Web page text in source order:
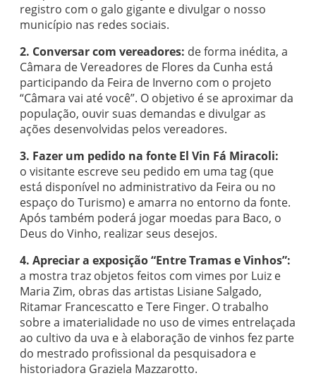
registro com o galo gigante e divulgar o nosso
município nas redes sociais.
2. Conversar com vereadores: de forma inédita, a
Câmara de Vereadores de Flores da Cunha está
participando da Feira de Inverno com o projeto
“Câmara vai até você”. O objetivo é se aproximar da
população, ouvir suas demandas e divulgar as
ações desenvolvidas pelos vereadores.
3. Fazer um pedido na fonte El Vin Fá Miracoli:
o visitante escreve seu pedido em uma tag (que
está disponível no administrativo da Feira ou no
espaço do Turismo) e amarra no entorno da fonte.
Após também poderá jogar moedas para Baco, o
Deus do Vinho, realizar seus desejos.
4. Apreciar a exposição “Entre Tramas e Vinhos”:
a mostra traz objetos feitos com vimes por Luiz e
Maria Zim, obras das artistas Lisiane Salgado,
Ritamar Francescatto e Tere Finger. O trabalho
sobre a imaterialidade no uso de vimes entrelaçada
ao cultivo da uva e à elaboração de vinhos fez parte
do mestrado profissional da pesquisadora e
historiadora Graziela Mazzarotto.